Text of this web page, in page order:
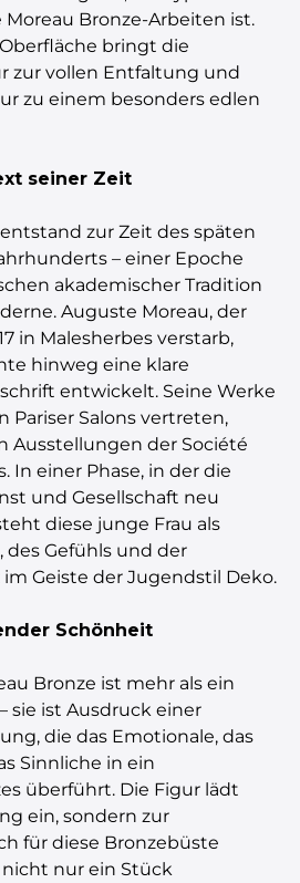
Bronze-Arbeiten ist.
bringt die
zur vollen Entfaltung und
zu einem besonders edlen
seiner Zeit
zur Zeit des späten
– einer Epoche
akademischer Tradition
Auguste Moreau, der
in Malesherbes verstarb,
hinweg eine klare
entwickelt. Seine Werke
Pariser Salons vertreten,
Ausstellungen der Société
In einer Phase, in der die
und Gesellschaft neu
diese junge Frau als
des Gefühls und der
Geiste der Jugendstil Deko.
Schönheit
Bronze ist mehr als ein
sie ist Ausdruck einer
die das Emotionale, das
Sinnliche in ein
überführt. Die Figur lädt
ein, sondern zur
für diese Bronzebüste
nur ein Stück